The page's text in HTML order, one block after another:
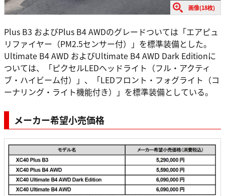
画像(18枚)
Plus B3 およびPlus B4 AWDのグレードついては「エアピュ
リファイヤー（PM2.5センサー付）」を標準装備とした。
Ultimate B4 AWD およびUltimate B4 AWD Dark Editionに
ついては、「ピクセルLEDヘッドライト（フル・アクティ
ブ・ハイビーム付）」、「LEDフロント・フォグライト（コ
ーナリング・ライト機能付き）」を標準装備としている。
メーカー希望小売価格